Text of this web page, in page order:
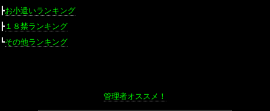
┣お小遣いランキング
┣ １８禁ランキング
┗その他ランキング
管理者オススメ！